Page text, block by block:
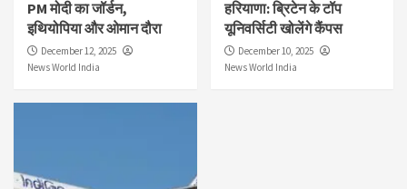
PM मोदी का जॉर्डन,
इथियोपिया और ओमान दौरा
December 12, 2025
News World India
हरियाणा: ब्रिटेन के टॉप
यूनिवर्सिटी खोलेंगे कैंपस
December 10, 2025
News World India